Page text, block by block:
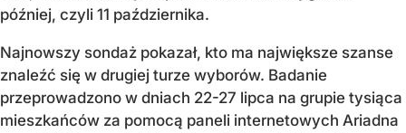
później, czyli 11 października.
Najnowszy sondaż pokazał, kto ma największe szanse
znaleźć się w drugiej turze wyborów. Badanie
przeprowadzono w dniach 22-27 lipca na grupie tysiąca
mieszkańców za pomocą paneli internetowych Ariadna